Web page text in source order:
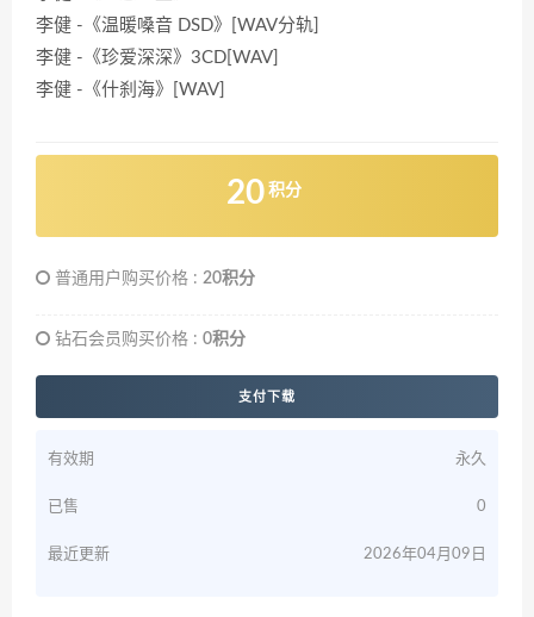
李健 -《温暖嗓音 DSD》[WAV分轨]
李健 -《珍爱深深》3CD[WAV]
李健 -《什刹海》[WAV]
20 积分
普通用户购买价格 : 20积分
钻石会员购买价格 : 0积分
支付下载
有效期 永久
已售 0
最近更新 2026年04月09日